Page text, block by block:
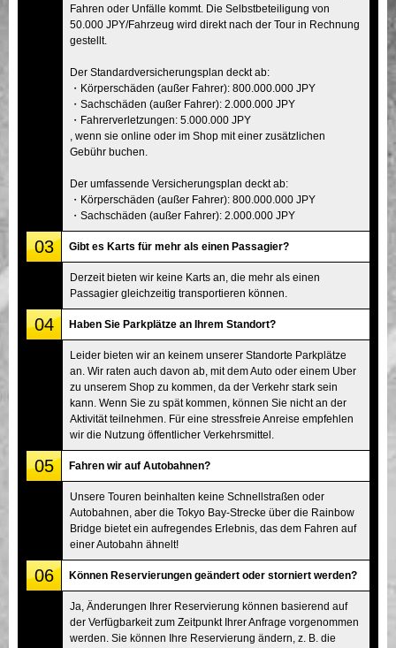
Fahren oder Unfälle kommt. Die Selbstbeteiligung von
50.000 JPY/Fahrzeug wird direkt nach der Tour in Rechnung
gestellt.
Der Standardversicherungsplan deckt ab:
・Körperschäden (außer Fahrer): 800.000.000 JPY
・Sachschäden (außer Fahrer): 2.000.000 JPY
・Fahrerverletzungen: 5.000.000 JPY
, wenn sie online oder im Shop mit einer zusätzlichen
Gebühr buchen.
Der umfassende Versicherungsplan deckt ab:
・Körperschäden (außer Fahrer): 800.000.000 JPY
・Sachschäden (außer Fahrer): 2.000.000 JPY
03 Gibt es Karts für mehr als einen Passagier?
Derzeit bieten wir keine Karts an, die mehr als einen
Passagier gleichzeitig transportieren können.
04 Haben Sie Parkplätze an Ihrem Standort?
Leider bieten wir an keinem unserer Standorte Parkplätze
an. Wir raten auch davon ab, mit dem Auto oder einem Uber
zu unserem Shop zu kommen, da der Verkehr stark sein
kann. Wenn Sie zu spät kommen, können Sie nicht an der
Aktivität teilnehmen. Für eine stressfreie Anreise empfehlen
wir die Nutzung öffentlicher Verkehrsmittel.
05 Fahren wir auf Autobahnen?
Unsere Touren beinhalten keine Schnellstraßen oder
Autobahnen, aber die Tokyo Bay-Strecke über die Rainbow
Bridge bietet ein aufregendes Erlebnis, das dem Fahren auf
einer Autobahn ähnelt!
06 Können Reservierungen geändert oder storniert werden?
Ja, Änderungen Ihrer Reservierung können basierend auf
der Verfügbarkeit zum Zeitpunkt Ihrer Anfrage vorgenommen
werden. Sie können Ihre Reservierung ändern, z. B. die